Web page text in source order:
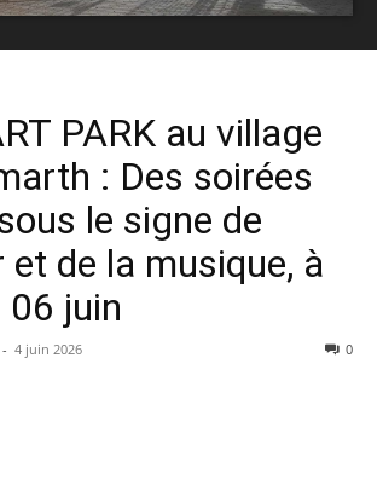
PARK au village
: Des soirées
le signe de
et de la musique, à
juin
- 4 juin 2026 0